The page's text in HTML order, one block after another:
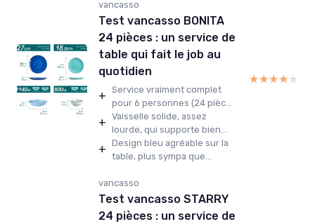
vancasso
Test vancasso BONITA
24 pièces : un service de
table qui fait le job au
quotidien
+ Service vraiment complet
pour 6 personnes (24 pièc...
+ Vaisselle solide, assez
lourde, qui supporte bien...
+ Design bleu agréable sur la
table, plus sympa que...
★★★★★
★★★★★
vancasso
Test vancasso STARRY
24 pièces : un service de